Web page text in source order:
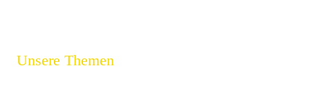
Unsere Themen